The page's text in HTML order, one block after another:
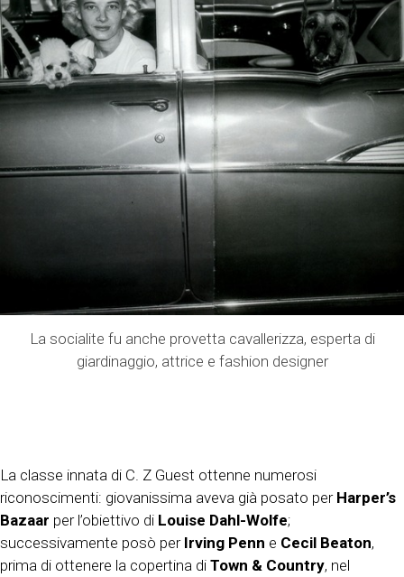
La socialite fu anche provetta cavallerizza, esperta di
giardinaggio, attrice e fashion designer
La classe innata di C. Z Guest ottenne numerosi
riconoscimenti: giovanissima aveva già posato per Harper’s
Bazaar per l’obiettivo di Louise Dahl-Wolfe;
successivamente posò per Irving Penn e Cecil Beaton,
prima di ottenere la copertina di Town & Country, nel